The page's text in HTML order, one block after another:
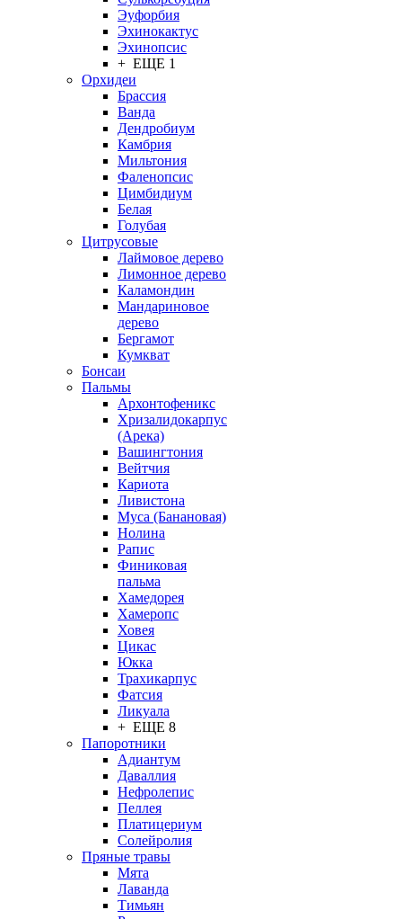
Эуфорбия
Эхинокактус
Эхинопсис
+ ЕЩЕ 1
Орхидеи
Брассия
Ванда
Дендробиум
Камбрия
Мильтония
Фаленопсис
Цимбидиум
Белая
Голубая
Цитрусовые
Лаймовое дерево
Лимонное дерево
Каламондин
Мандариновое
дерево
Бергамот
Кумкват
Бонсаи
Пальмы
Архонтофеникс
Хризалидокарпус
(Арека)
Вашингтония
Вейтчия
Кариота
Ливистона
Муса (Банановая)
Нолина
Рапис
Финиковая
пальма
Хамедорея
Хамеропс
Ховея
Цикас
Юкка
Трахикарпус
Фатсия
Ликуала
+ ЕЩЕ 8
Папоротники
Адиантум
Даваллия
Нефролепис
Пеллея
Платицериум
Солейролия
Пряные травы
Мята
Лаванда
Тимьян